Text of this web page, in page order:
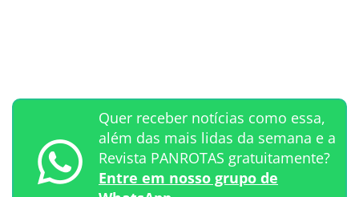
Quer receber notícias como essa,
além das mais lidas da semana e a
Revista PANROTAS gratuitamente?
Entre em nosso grupo de